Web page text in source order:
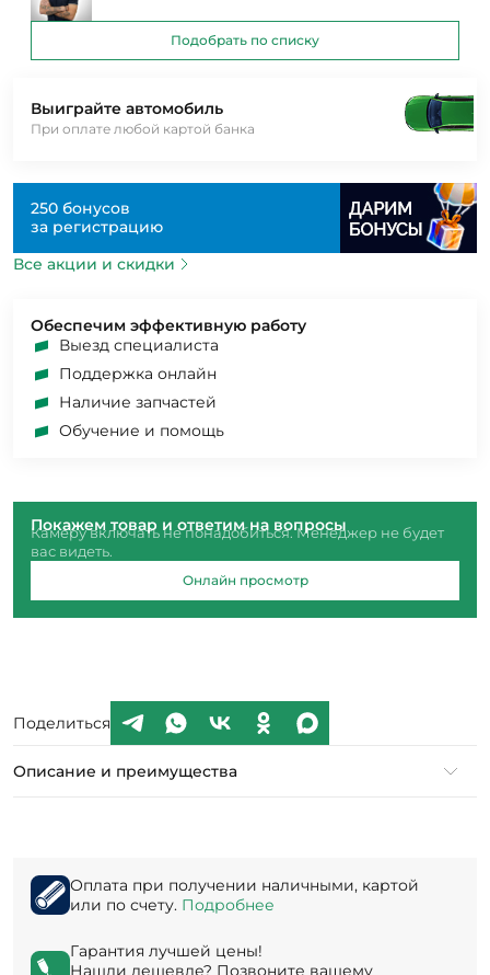
Выиграйте автомобиль
При оплате любой картой банка
250 бонусов
за регистрацию
Все акции и скидки
Обеспечим эффективную работу
Выезд специалиста
Поддержка онлайн
Наличие запчастей
Обучение и помощь
Покажем товар и ответим на вопросы
Камеру включать не понадобиться. Менеджер не будет
вас видеть.
Онлайн просмотр
Подобрать по списку
Поделиться
Описание и преимущества
Оплата при получении наличными, картой
или по счету. Подробнее
Гарантия лучшей цены!
Нашли дешевле? Позвоните вашему